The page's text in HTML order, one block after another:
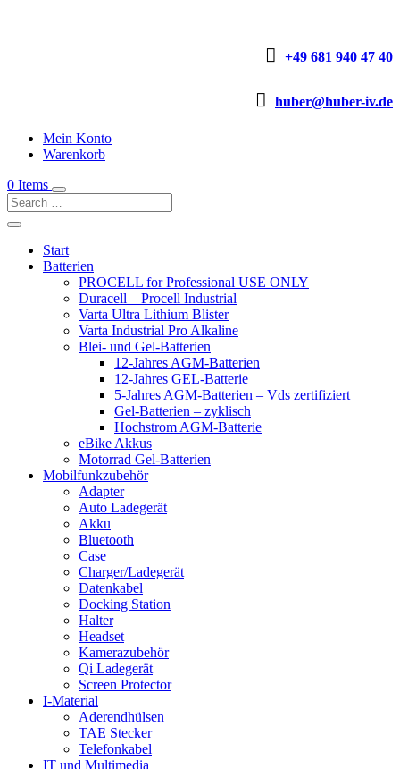
 +49 681 940 47 40
 huber@huber-iv.de
Mein Konto
Warenkorb
0 Items
Start
Batterien
PROCELL for Professional USE ONLY
Duracell – Procell Industrial
Varta Ultra Lithium Blister
Varta Industrial Pro Alkaline
Blei- und Gel-Batterien
12-Jahres AGM-Batterien
12-Jahres GEL-Batterie
5-Jahres AGM-Batterien – Vds zertifiziert
Gel-Batterien – zyklisch
Hochstrom AGM-Batterie
eBike Akkus
Motorrad Gel-Batterien
Mobilfunkzubehör
Adapter
Auto Ladegerät
Akku
Bluetooth
Case
Charger/Ladegerät
Datenkabel
Docking Station
Halter
Headset
Kamerazubehör
Qi Ladegerät
Screen Protector
I-Material
Aderendhülsen
TAE Stecker
Telefonkabel
IT und Multimedia